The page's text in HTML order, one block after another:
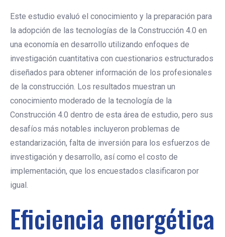
Este estudio evaluó el conocimiento y la preparación para
la adopción de las tecnologías de la Construcción 4.0 en
una economía en desarrollo utilizando enfoques de
investigación cuantitativa con cuestionarios estructurados
diseñados para obtener información de los profesionales
de la construcción. Los resultados muestran un
conocimiento moderado de la tecnología de la
Construcción 4.0 dentro de esta área de estudio, pero sus
desafíos más notables incluyeron problemas de
estandarización, falta de inversión para los esfuerzos de
investigación y desarrollo, así como el costo de
implementación, que los encuestados clasificaron por
igual.
Eficiencia energética